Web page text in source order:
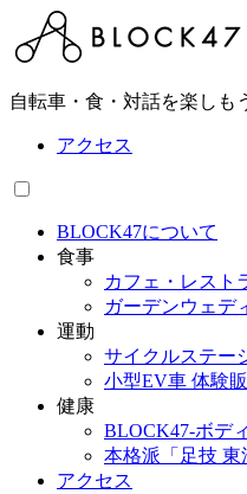
自転車・食・対話を楽しも
アクセス
BLOCK47について
食事
カフェ・レスト
ガーデンウェデ
運動
サイクルステー
小型EV車 体験
健康
BLOCK47‐ボデ
本格派「足技 東
アクセス